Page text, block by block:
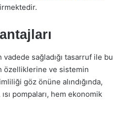
vadede sağladığı tasarruf ile bu
özelliklerine ve sistemin
göz önüne alındığında,
pompaları, hem ekonomik